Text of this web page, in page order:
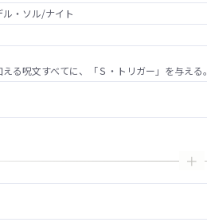
・ソル/ナイト
る呪文すべてに、「Ｓ・トリガー」を与える。